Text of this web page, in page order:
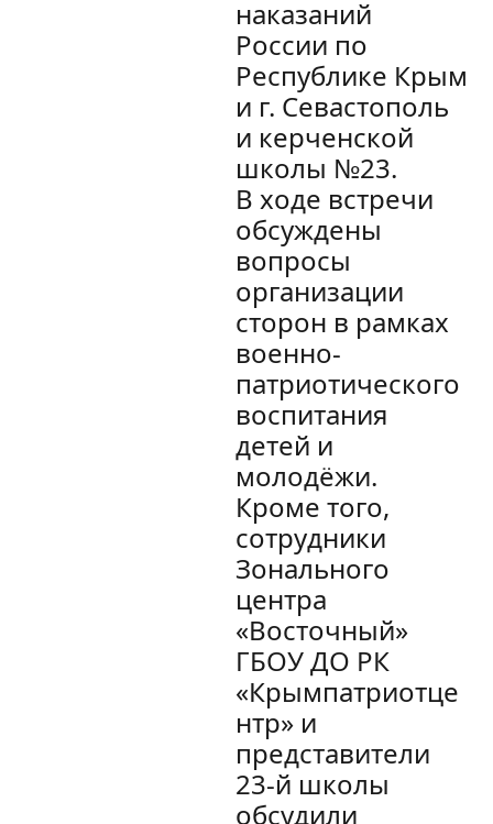
наказаний
России по
Республике Крым
и г. Севастополь
и керченской
школы №23.
В ходе встречи
обсуждены
вопросы
организации
сторон в рамках
военно-
патриотического
воспитания
детей и
молодёжи.
Кроме того,
сотрудники
Зонального
центра
«Восточный»
ГБОУ ДО РК
«Крымпатриотце
нтр» и
представители
23-й школы
обсудили